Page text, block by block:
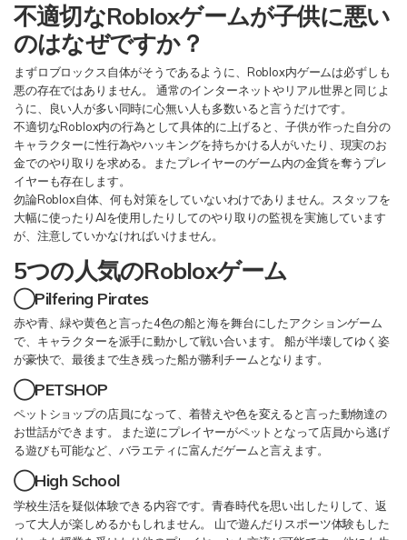
不適切なRobloxゲームが子供に悪い
のはなぜですか？
まずロブロックス自体がそうであるように、Roblox内ゲームは必ずしも
悪の存在ではありません。 通常のインターネットやリアル世界と同じよ
うに、良い人が多い同時に心無い人も多数いると言うだけです。
不適切なRoblox内の行為として具体的に上げると、子供が作った自分の
キャラクターに性行為やハッキングを持ちかける人がいたり、現実のお
金でのやり取りを求める。またプレイヤーのゲーム内の金貨を奪うプレ
イヤーも存在します。
勿論Roblox自体、何も対策をしていないわけでありません。スタッフを
大幅に使ったりAIを使用したりしてのやり取りの監視を実施しています
が、注意していかなければいけません。
5つの人気のRobloxゲーム
◯Pilfering Pirates
赤や青、緑や黄色と言った4色の船と海を舞台にしたアクションゲーム
で、キャラクターを派手に動かして戦い合います。 船が半壊してゆく姿
が豪快で、最後まで生き残った船が勝利チームとなります。
◯PETSHOP
ペットショップの店員になって、着替えや色を変えると言った動物達の
お世話ができます。 また逆にプレイヤーがペットとなって店員から逃げ
る遊びも可能など、バラエティに富んだゲームと言えます。
◯High School
学校生活を疑似体験できる内容です。青春時代を思い出したりして、返
って大人が楽しめるかもしれません。 山で遊んだりスポーツ体験もした